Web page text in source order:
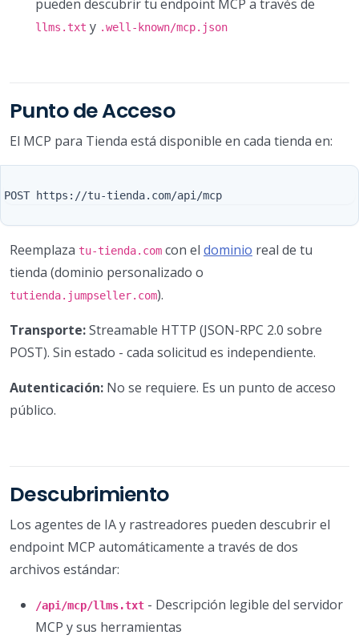
pueden descubrir tu endpoint MCP a través de
llms.txt y .well-known/mcp.json
Punto de Acceso
El MCP para Tienda está disponible en cada tienda en:
Reemplaza tu-tienda.com con el dominio real de tu
tienda (dominio personalizado o
tutienda.jumpseller.com).
Transporte:Streamable HTTP (JSON-RPC 2.0 sobre
POST). Sin estado - cada solicitud es independiente.
Autenticación: No se requiere. Es un punto de acceso
público.
Descubrimiento
Los agentes de IA y rastreadores pueden descubrir el
endpoint MCP automáticamente a través de dos
archivos estándar:
/api/mcp/llms.txt - Descripción legible del servidor
MCP y sus herramientas